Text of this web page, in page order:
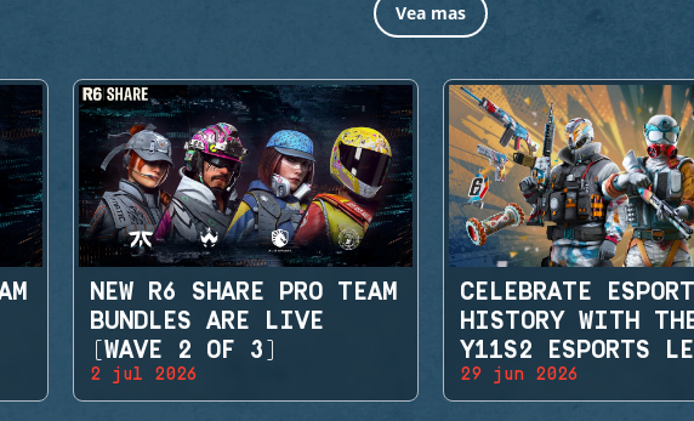
Vea mas
NEW R6 SHARE PRO TEAM
BUNDLES ARE LIVE
(WAVE 2 OF 3)
2 jul 2026
CELEBRATE
HISTORY WITH
Y11S2 ESPORTS
SETS
29 jun 2026